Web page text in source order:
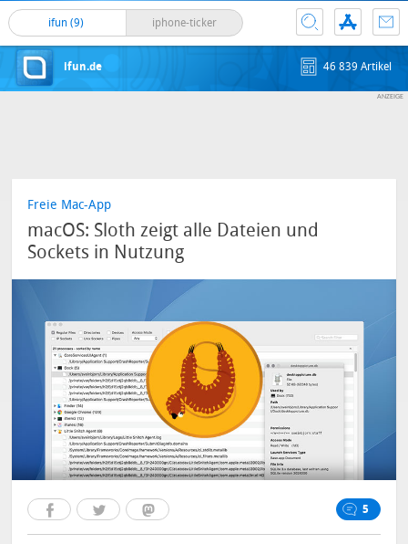
ifun (9) iphone-ticker
ifun.de 46 839 Artikel
Freie Mac-App
macOS: Sloth zeigt alle Dateien und
Sockets in Nutzung
5